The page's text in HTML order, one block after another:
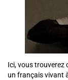
Ici, vous trouverez
un français vivant